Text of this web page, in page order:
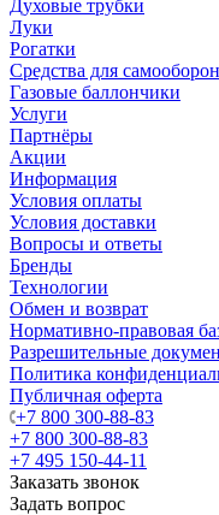
Духовые трубки
Луки
Рогатки
Средства для
Газовые баллончики
Услуги
Партнёры
Акции
Информация
Условия оплаты
Условия доставки
Вопросы и ответы
Бренды
Технологии
Обмен и возврат
Нормативно-правовая
Разрешительные
Политика
Публичная оферта
+7 800 300-88-83
+7 800 300-88-83
+7 495 150-44-11
Заказать звонок
Задать вопрос